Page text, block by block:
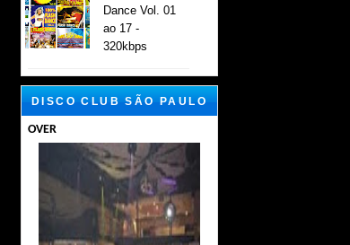
Dance Vol. 01
ao 17 -
320kbps
DISCO CLUB SÃO PAULO
OVER